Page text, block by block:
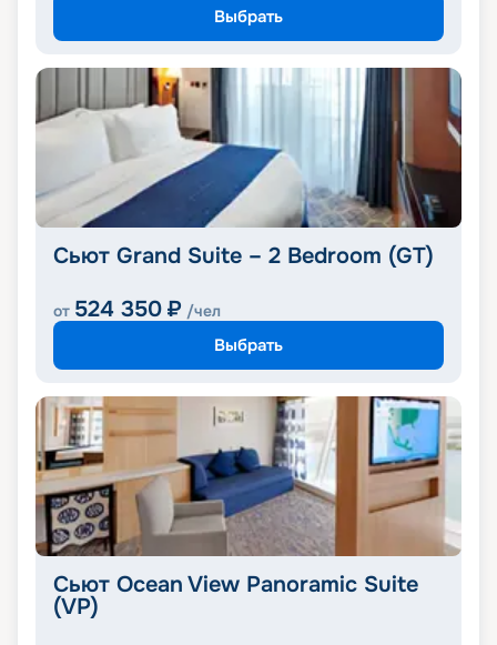
Выбрать
Сьют Grand Suite – 2 Bedroom (GT)
от 524 350 ₽ /чел
Выбрать
Сьют Ocean View Panoramic Suite
(VP)